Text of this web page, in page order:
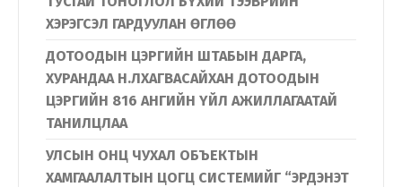
ХЭРЭГСЭЛ ГАРДУУЛАН ӨГЛӨӨ
ДОТООДЫН ЦЭРГИЙН ШТАБЫН ДАРГА,
ХУРАНДАА Н.ЛХАГВАСАЙХАН ДОТООДЫН
ЦЭРГИЙН 816 АНГИЙН ҮЙЛ АЖИЛЛАГААТАЙ
ТАНИЛЦЛАА
УЛСЫН ОНЦ ЧУХАЛ ОБЪЕКТЫН
ХАМГААЛАЛТЫН ЦОГЦ СИСТЕМИЙГ “ЭРДЭНЭТ